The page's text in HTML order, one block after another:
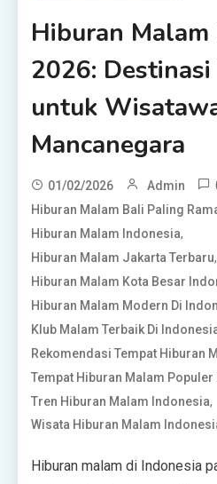
Hiburan Malam
2026:
untuk
Mancanegara
01/02/2026 Admin
Hiburan Malam Bali Paling
Hiburan Malam Indonesia,
Hiburan Malam Jakarta Terbaru,
Hiburan Malam Kota Besar
Hiburan Malam Modern Di
Klub Malam Terbaik Di
Rekomendasi Tempat Hiburan
Tempat Hiburan Malam
Tren Hiburan Malam Indonesia,
Wisata Hiburan Malam
Hiburan malam di Indonesia